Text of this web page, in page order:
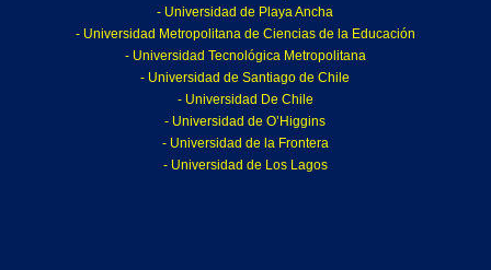
- Universidad de Playa Ancha
- Universidad Metropolitana de Ciencias de la Educación
- Universidad Tecnológica Metropolitana
- Universidad de Santiago de Chile
- Universidad De Chile
- Universidad de O’Higgins
- Universidad de la Frontera
- Universidad de Los Lagos